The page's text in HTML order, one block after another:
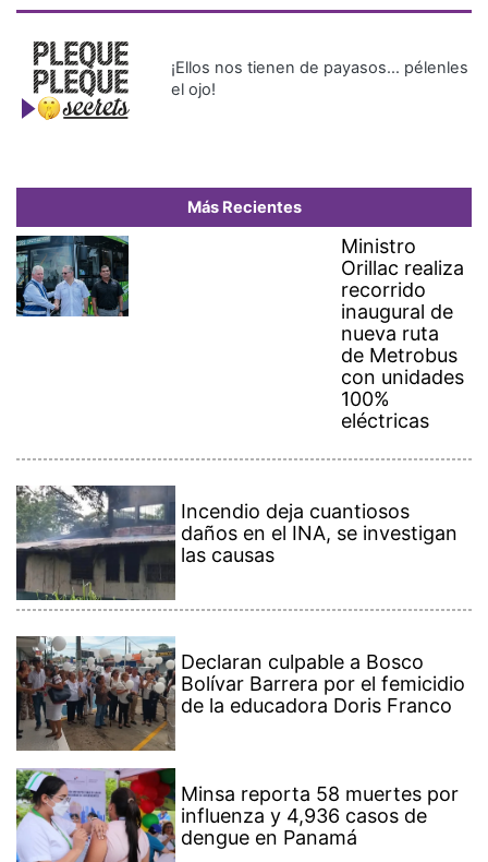
¡Ellos nos tienen de payasos… pélenles
el ojo!
Más Recientes
Ministro
Orillac realiza
recorrido
inaugural de
nueva ruta
de Metrobus
con unidades
100%
eléctricas
Incendio deja cuantiosos
daños en el INA, se investigan
las causas
Declaran culpable a Bosco
Bolívar Barrera por el femicidio
de la educadora Doris Franco
Minsa reporta 58 muertes por
influenza y 4,936 casos de
dengue en Panamá